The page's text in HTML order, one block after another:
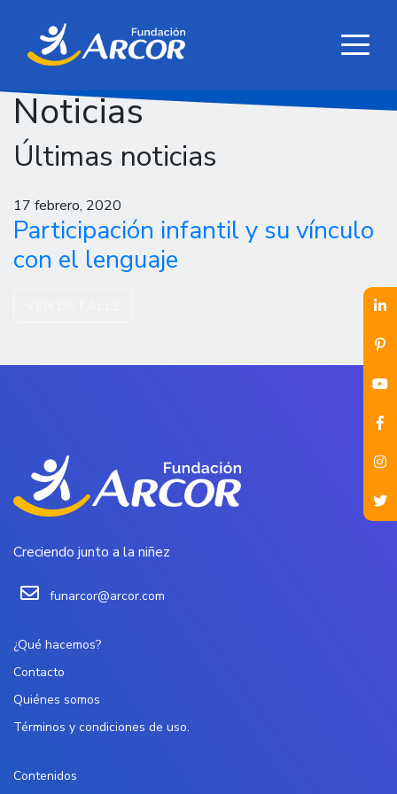
Noticias
Últimas noticias
17 febrero, 2020
Participación infantil y su vínculo
con el lenguaje
Creciendo junto a la niñez
funarcor@arcor.com
¿Qué hacemos?
Contacto
Quiénes somos
Términos y condiciones de uso.
Contenidos